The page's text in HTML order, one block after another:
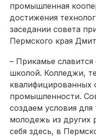
промышленная
достижения
заседании совета
Пермского края
– Прикамье
школой. Колледжи,
квалифицированных
промышленности.
создаем условия
молодежь из других
себя здесь, в